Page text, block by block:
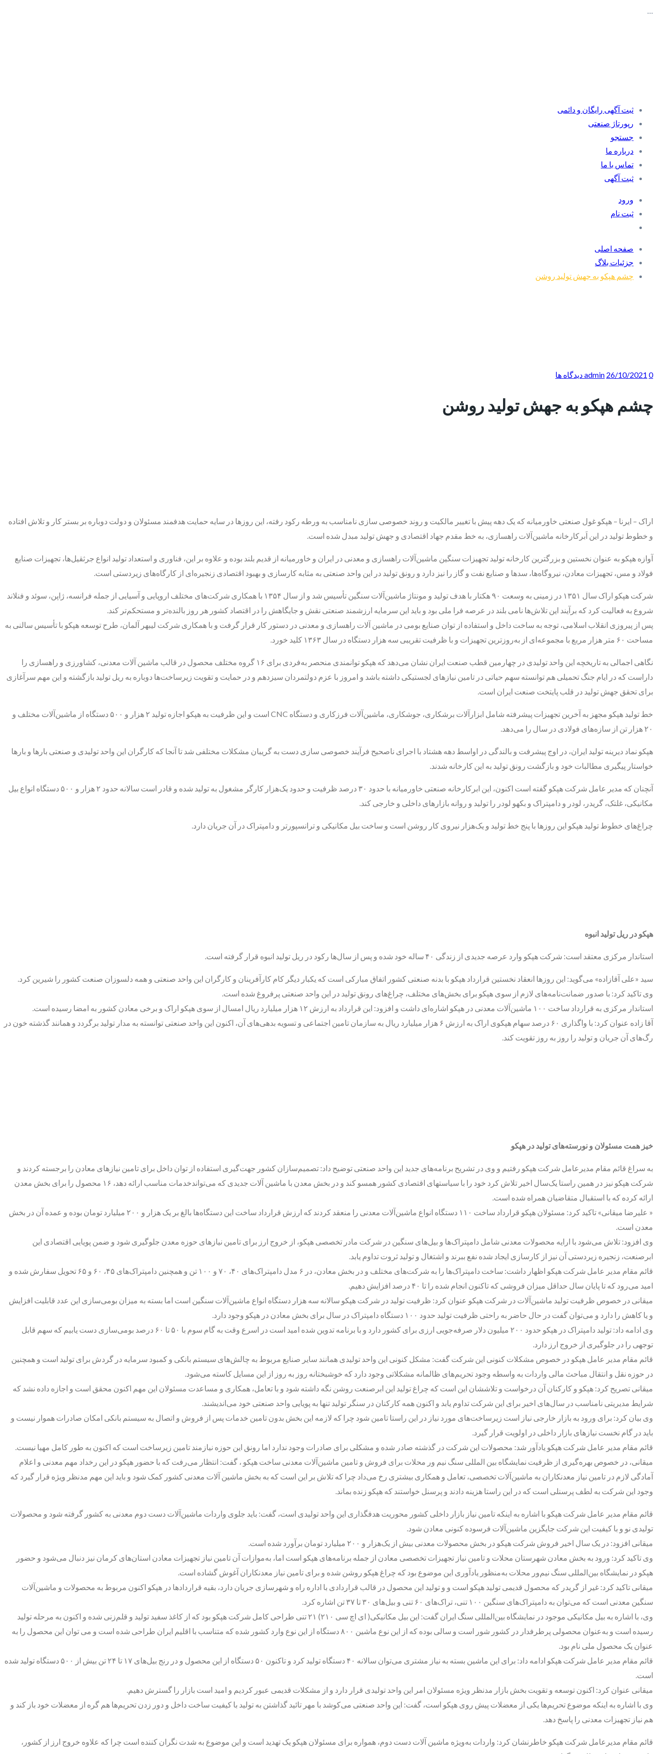
…
ثبت آگهی رایگان و دائمی
رپورتاژ صنعتی
جستجو
درباره ما
تماس با ما
ثبت آگهی
ورود
ثبت نام
صفحه اصلی
جزئیات بلاگ
چشم هپکو به جهش تولید روشن
admin 26/10/2021 0 دیدگاه ها
چشم هپکو به جهش تولید روشن
اراک – ایرنا – هپکو غول صنعتی خاورمیانه که یک دهه پیش با تغییر مالکیت و روند خصوصی‌ سازی نامناسب به ورطه رکود رفته، این روزها در سایه حمایت هدفمند مسئولان و دولت دوباره بر بستر کار و تلاش افتاده
و خطوط تولید در این اَبرکارخانه ماشین‌آلات راهسازی، به خط مقدم جهاد اقتصادی و جهش تولید مبدل شده است.
آوازه هپکو به عنوان نخستین و بزرگترین کارخانه تولید تجهیزات سنگین ماشین‌آلات راهسازی و معدنی در ایران و خاورمیانه از قدیم بلند بوده و علاوه بر این، فناوری و استعداد تولید انواع جرثقیل‌ها، تجهیزات صنایع
فولاد و مس، تجهیزات معادن، نیروگاه‌ها، سدها و صنایع نفت و گاز را نیز دارد و رونق تولید در این واحد صنعتی به مثابه کارسازی و بهبود اقتصادی زنجیره‌ای از کارگاه‌های زیردستی است.
شرکت هپکو اراک سال ۱۳۵۱ در زمینی به وسعت ۹۰ هکتار با هدف تولید و مونتاژ ماشین‌آلات سنگین تأسیس شد و از سال ۱۳۵۴ با همکاری شرکت‌های مختلف اروپایی و آسیایی از جمله فرانسه، ژاپن، سوئد و فنلاند
شروع به فعالیت کرد که برآیند این تلاش‌ها نامی بلند در عرصه فرا ملی بود و باید این سرمایه ارزشمند صنعتی نقش و جایگاهش را در اقتصاد کشور هر روز بالنده‌تر و مستحکم‌تر کند.
پس از پیروزی انقلاب اسلامی، توجه به ساخت داخل و استفاده از توان صنایع بومی در ماشین ‌آلات راهسازی و معدنی در دستور کار قرار گرفت و با همکاری شرکت لیبهر آلمان، طرح توسعه هپکو با تأسیس سالنی به
مساحت ۶۰ متر هزار مربع با مجموعه‌ای از به‌روزترین تجهیزات و با ظرفیت تقریبی سه هزار دستگاه در سال ۱۳۶۳ کلید خورد.
نگاهی اجمالی به تاریخچه این واحد تولیدی در چهارمین قطب صنعت ایران نشان می‌دهد که هپکو توانمندی منحصر به‌فردی برای ۱۶ گروه مختلف محصول در قالب ماشین آلات معدنی، کشاورزی و راهسازی را
داراست که در ایام جنگ تحمیلی هم توانسته سهم حیاتی در تامین نیازهای لجستیکی داشته باشد و امروز با عزم دولتمردان سیزدهم و در حمایت و تقویت زیرساخت‌ها دوباره به ریل تولید بازگشته و این مهم سرآغازی
برای تحقق جهش تولید در قلب پایتخت صنعت ایران است.
خط تولید هپکو مجهز به آخرین تجهیزات پیشرفته شامل ابزارآلات برشکاری، جوشکاری، ماشین‌آلات فرزکاری و دستگاه CNC است و این ظرفیت به هپکو اجازه تولید ۲ هزار و ۵۰۰ دستگاه از ماشین‌آلات مختلف و
۲۰ هزار تن از سازه‌های فولادی در سال را می‌دهد.
هپکو نماد دیرینه تولید ایران، در اوج پیشرفت و بالندگی در اواسط دهه هشتاد با اجرای ناصحیح فرآیند خصوصی سازی دست به گریبان مشکلات مختلفی شد تا آنجا که کارگران این واحد تولیدی و صنعتی بارها و بارها
خواستار پیگیری مطالبات خود و بازگشت رونق تولید به این کارخانه شدند.
آنچنان که مدیر عامل شرکت هپکو گفته است اکنون، این ابرکارخانه صنعتی خاورمیانه با حدود ۳۰ درصد ظرفیت و حدود یک‌هزار کارگر مشغول به تولید شده و قادر است سالانه حدود ۲ هزار و ۵۰۰ دستگاه انواع بیل
مکانیکی، غلتک، گریدر، لودر و دامپتراک و بکهو لودر را تولید و روانه بازارهای داخلی و خارجی کند.
چراغ‌های خطوط تولید هپکو این روزها با پنج خط تولید و یک‌هزار نیروی کار روشن است و ساخت بیل مکانیکی و ترانسپورتر و دامپتراک در آن جریان دارد.
هپکو در ریل تولید انبوه
استاندار مرکزی معتقد است: شرکت هپکو وارد عرصه جدیدی از زندگی ۴۰ ساله خود شده و پس از سال‌ها رکود در ریل تولید انبوه قرار گرفته است.
سید «علی آقازاده» می‌گوید: این روزها انعقاد نخستین قرارداد هپکو با بدنه صنعتی کشور اتفاق مبارکی است که یکبار دیگر کام کارآفرینان و کارگران این واحد صنعتی و همه دلسوزان صنعت کشور را شیرین کرد.
وی تاکید کرد: با صدور ضمانت‌نامه‌های لازم از سوی هپکو برای بخش‌های مختلف، چراغ‌های رونق تولید در این واحد صنعتی پرفروغ شده است.
استاندار مرکزی به قرارداد ساخت ۱۰۰ ماشین‌آلات معدنی در هپکو اشاره‌ای داشت و افزود: این قرارداد به ارزش ۱۲ هزار میلیارد ریال امسال از سوی هپکو اراک و برخی معادن کشور به‌ امضا رسیده است.
آقا زاده عنوان کرد: با واگذاری ۶۰ درصد سهام هپکوی اراک به ارزش ۶ هزار میلیارد ریال به سازمان تامین اجتماعی و تسویه بدهی‌های آن، اکنون این واحد صنعتی توانسته به مدار تولید برگردد و همانند گذشته خون در
رگ‌های آن جریان و تولید را روز به روز تقویت کند.
خیز همت مسئولان و نورسته‌های تولید در هپکو
به سراغ قائم مقام مدیرعامل شرکت هپکو رفتیم و وی در تشریح برنامه‌های جدید این واحد صنعتی توضیح داد: تصمیم‌سازان کشور جهت‌گیری استفاده از توان داخل برای تامین نیازهای معادن را برجسته کردند و
شرکت هپکو نیز در همین راستا یک‌سال اخیر تلاش کرد خود را با سیاستهای اقتصادی کشور همسو کند و در بخش معدن با ماشین آلات جدیدی که می‌تواندخدمات مناسب ارائه دهد، ۱۶ محصول را برای بخش معدن
ارائه کرده که با استقبال متقاضیان همراه شده است.
« علیرضا میقانی» تاکید کرد: مسئولان هپکو قرارداد ساخت ۱۱۰ دستگاه انواع ماشین‌آلات معدنی را منعقد کردند که ارزش قرارداد ساخت این دستگاه‌ها بالغ بر یک هزار و ۲۰۰ میلیارد تومان بوده و عمده آن در بخش
معدن است.
وی افزود: تلاش می‌شود با ارایه محصولات معدنی شامل دامپتراک‌ها و بیل‌های سنگین در شرکت مادر تخصصی هپکو، از خروج ارز برای تامین نیازهای حوزه معدن جلوگیری شود و ضمن پویایی اقتصادی این
ابرصنعت، زنجیره زیردستی آن نیز از کارسازی ایجاد شده نفع ببرند و اشتغال و تولید ثروت تداوم یابد.
قائم مقام مدیر عامل شرکت هپکو اظهار داشت: ساخت دامپتراک‌ها را به شرکت‌های مختلف و در بخش معادن، در ۶ مدل دامپتراک‌های ۴۰، ۷۰ و ۱۰۰ تن و همچنین دامپتراک‌های ۴۵، ۶۰ و ۶۵ تحویل سفارش شده و
امید می‌رود که تا پایان سال حداقل میزان فروشی که تاکنون انجام شده را تا ۴۰ درصد افزایش دهیم.
میقانی در خصوص ظرفیت تولید ماشین‌آلات در شرکت هپکو عنوان کرد: ظرفیت تولید در شرکت هپکو سالانه سه هزار دستگاه انواع ماشین‌آلات سنگین است اما بسته به میزان بومی‌سازی این عدد قابلیت افزایش
و یا کاهش را دارد و می‌توان گفت در حال حاضر به راحتی ظرفیت تولید حدود ۱۰۰ دستگاه دامپتراک در سال برای بخش معادن در هپکو وجود دارد.
وی ادامه داد: تولید دامپتراک در هپکو حدود ۲۰۰ میلیون دلار صرفه‌جویی ارزی برای کشور دارد و با برنامه‌ تدوین شده امید است در اسرع وقت به گام سوم با ۵۰ تا ۶۰ درصد بومی‌سازی دست یابیم که سهم قابل
توجهی را در جلوگیری از خروج ارز دارد.
قائم مقام مدیر عامل هپکو در خصوص مشکلات کنونی این شرکت گفت: مشکل کنونی این واحد تولیدی همانند سایر صنایع مربوط به چالش‌های سیستم بانکی و کمبود سرمایه در گردش برای تولید است و همچنین
در حوزه نقل و انتقال مباحث مالی واردات به واسطه وجود تحریم‌های ظالمانه مشکلاتی وجود دارد که خوشبختانه روز به روز از این مسایل کاسته می‌شود.
میقانی تصریح کرد: هپکو و کارکنان آن درخواست و تلاششان این است که چراغ تولید این ابرصنعت روشن نگه داشته شود و با تعامل، همکاری و مساعدت مسئولان این مهم اکنون محقق است و اجازه داده نشد که
شرایط مدیریتی نامناسب در سال‌های اخیر برای این شرکت تداوم یابد و اکنون همه کارکنان در سنگر تولید تنها به پویایی واحد صنعتی خود می‌اندیشند.
وی بیان کرد: برای ورود به بازار خارجی نیاز است زیرساخت‌های مورد نیاز در این راستا تامین شود چرا که لازمه این بخش بدون تامین خدمات پس از فروش و اتصال به سیستم بانکی امکان صادرات هموار نیست و
باید در گام نخست نیازهای بازار داخلی در اولویت قرار گیرد.
قائم مقام مدیر عامل شرکت هپکو یادآور شد: محصولات این شرکت در گذشته صادر شده و مشکلی برای صادرات وجود ندارد اما رونق این حوزه نیازمند تامین زیرساخت است که اکنون به طور کامل مهیا نیست.
میقانی، در خصوص بهره‌گیری از ظرفیت نمایشگاه بین المللی سنگ نیم ور محلات برای فروش و تامین ماشین‌آلات معدنی ساخت هپکو ، گفت: انتظار می‌رفت که با حضور هپکو در این رخداد مهم معدنی و اعلام
آمادگی لازم در تامین نیاز معدنکاران به ماشین‌آلات تخصصی، تعامل و همکاری بیشتری رخ می‌داد چرا که تلاش بر این است که به بخش ماشین آلات معدنی کشور کمک شود و باید این مهم مدنظر ویژه قرار گیرد که
وجود این شرکت به لطف پرسنلی است که در این راستا هزینه دادند و پرسنل خواستند که هپکو زنده بماند.
قائم مقام مدیر عامل شرکت هپکو با اشاره به اینکه تامین نیاز بازار داخلی کشور محوریت هدفگذاری این واحد تولیدی است، گفت: باید جلوی واردات ماشین‌آلات دست دوم معدنی به کشور گرفته شود و محصولات
تولیدی نو و با کیفیت این شرکت جایگزین ماشین‌آلات فرسوده کنونی معادن شود.
میقانی افزود: در یک سال اخیر فروش شرکت هپکو در بخش محصولات معدنی بیش از یک‌هزار و ۲۰۰ میلیارد تومان برآورد شده است.
وی تاکید کرد: ورود به بخش معادن شهرستان محلات و تامین نیاز تجهیزات تخصصی معادن از جمله برنامه‌های هپکو است اما، به‌موازات آن تامین نیاز تجهیزات معادن استان‌های کرمان نیز دنبال می‌شود و حضور
هپکو در نمایشگاه بین‌المللی سنگ نیم‌ور محلات به‌منظور یادآوری این موضوع بود که چراغ هپکو روشن شده و برای تامین نیاز معدنکاران آغوش گشاده است.
میقانی تاکید کرد: غیر از گریدر که محصول قدیمی تولید هپکو است و و تولید این محصول در قالب قراردادی با اداره راه و شهرسازی جریان دارد، بقیه قراردادها در هپکو اکنون مربوط به محصولات و ماشین‌آلات
سنگین معدنی است که می‌توان به دامپتراک‌های سنگین ۱۰۰ تنی، تراک‌های ۶۰ تنی و بیل‌های ۳۰ تا ۳۷ تن اشاره کرد.
وی، با اشاره به بیل مکانیکی موجود در نمایشگاه بین‌المللی سنگ ایران گفت: این بیل مکانیکی( ای اچ سی ۲۱۰) ۲۱ تنی طراحی کامل شرکت هپکو بود که از کاغذ سفید تولید و قلم‌زنی شده و اکنون به مرحله تولید
رسیده است و به‌عنوان محصولی پرطرفدار در کشور شور است و سالی بوده که از این نوع ماشین ۸۰۰ دستگاه از این نوع وارد کشور شده که متناسب با اقلیم ایران طراحی شده است و می توان این محصول را به
عنوان یک محصول ملی نام بود.
قائم مقام مدیر عامل شرکت هپکو ادامه داد: برای این ماشین بسته به نیاز مشتری می‌توان سالانه ۴۰ دستگاه تولید کرد و تاکنون ۵۰ دستگاه از این محصول و در رنج بیل‌های ۱۷ تا ۲۴ تن بیش از ۵۰۰ دستگاه تولید شده
است.
میقانی عنوان کرد: اکنون توسعه و تقویت بخش بازار مدنظر ویژه مسئولان امر این واحد تولیدی قرار دارد و از مشکلات قدیمی عبور کردیم و امید است بازار را گسترش دهیم.
وی با اشاره به اینکه موضوع تحریم‌ها یکی از معضلات پیش روی هپکو است، گفت: این واحد صنعتی می‌کوشد با مهر تائید گذاشتن به تولید با کیفیت ساخت داخل و دور زدن تحریم‌ها هم گره از معضلات خود باز کند و
هم نیاز تجهیزات معدنی را پاسخ دهد.
قائم مقام مدیرعامل شرکت هپکو خاطرنشان کرد: واردات به‌ویژه ماشین آلات دست دوم، همواره برای مسئولان هپکو یک تهدید است و این موضوع به شدت نگران کننده است چرا که علاوه خروج ارز از کشور،